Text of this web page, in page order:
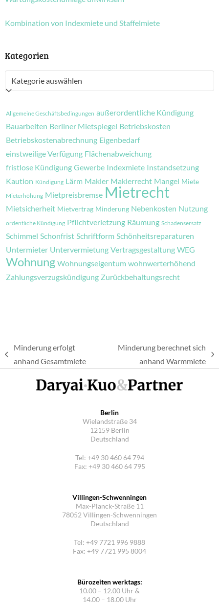
Kombination von Indexmiete und Staffelmiete
Kategorien
Kategorien
Allgemeine Geschäftsbedingungen außerordentliche Kündigung
Bauarbeiten Berliner Mietspiegel Betriebskosten
Betriebskostenabrechnung Eigenbedarf
einstweilige Verfügung Flächenabweichung
fristlose Kündigung Gewerbe Indexmiete Instandsetzung
Kaution Kündigung Lärm Makler Maklerrecht Mangel Miete
Mieterhöhung Mietpreisbremse Mietrecht
Mietsicherheit Mietvertrag Minderung Nebenkosten Nutzung
ordentliche Kündigung Pflichtverletzung Räumung Schadensersatz
Schimmel Schonfrist Schriftform Schönheitsreparaturen
Untermieter Untervermietung Vertragsgestaltung WEG
Wohnung Wohnungseigentum wohnwerterhöhend
Zahlungsverzugskündigung Zurückbehaltungsrecht
vorheriger
Minderung erfolgt
anhand Gesamtmiete
Minderung berechnet sich
anhand Warmmiete
Berlin
Wielandstraße 34
12159 Berlin
Deutschland
Tel: +49 30 460 64 794
Fax: +49 30 460 64 795
Villingen-Schwenningen
Max-Planck-Straße 11
78052 Villingen-Schwenningen
Deutschland
Tel: +49 7721 996 9888
Fax: +49 7721 995 8004
Bürozeiten werktags:
10.00 – 12.00 Uhr &
14.00 – 18.00 Uhr